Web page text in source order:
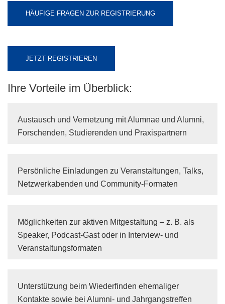
HÄUFIGE FRAGEN ZUR REGISTRIERUNG
JETZT REGISTRIEREN
Ihre Vorteile im Überblick:
Austausch und Vernetzung mit Alumnae und Alumni,
Forschenden, Studierenden und Praxispartnern
Persönliche Einladungen zu Veranstaltungen, Talks,
Netzwerkabenden und Community-Formaten
Möglichkeiten zur aktiven Mitgestaltung – z. B. als
Speaker, Podcast-Gast oder in Interview- und
Veranstaltungsformaten
Unterstützung beim Wiederfinden ehemaliger
Kontakte sowie bei Alumni- und Jahrgangstreffen